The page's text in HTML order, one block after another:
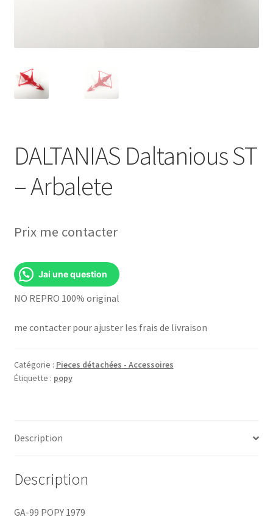
DALTANIAS Daltanious ST
– Arbalete
Prix me contacter
Jai une question
NO REPRO 100% original
me contacter pour ajuster les frais de livraison
Catégorie : Pieces détachées - Accessoires
Étiquette : popy
Description
Description
GA-99 POPY 1979